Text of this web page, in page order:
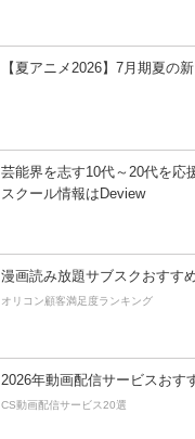
【夏アニメ2026】7月期夏の
芸能界を志す10代～20代を応
スクール情報はDeview
漫画読み放題サブスクおすす
オリコン顧客満足度ランキング
2026年動画配信サービスおす
CS動画配信サービス20選